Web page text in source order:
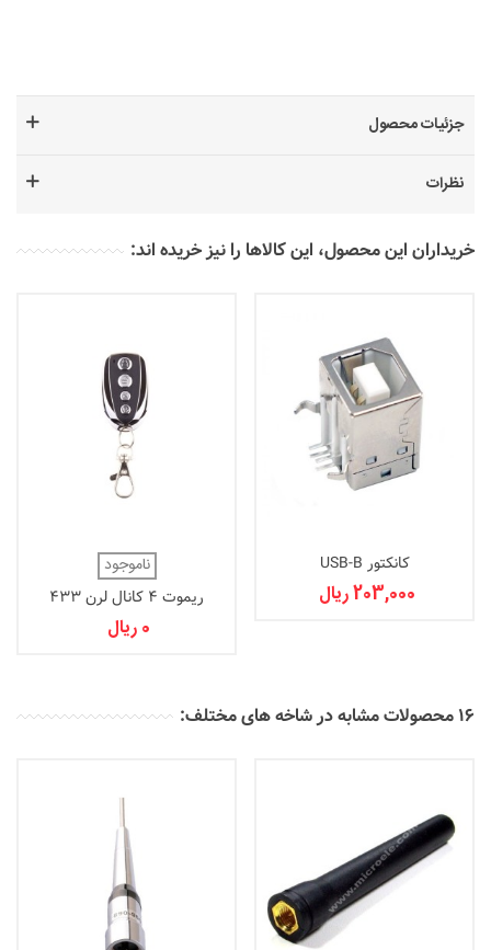
جزئیات محصول
نظرات
خریداران این محصول، این کالاها را نیز خریده اند:
کانکتور USB-B
203,000 ریال
ناموجود
ریموت 4 کانال لرن 433
0 ریال
16 محصولات مشابه در شاخه های مختلف: